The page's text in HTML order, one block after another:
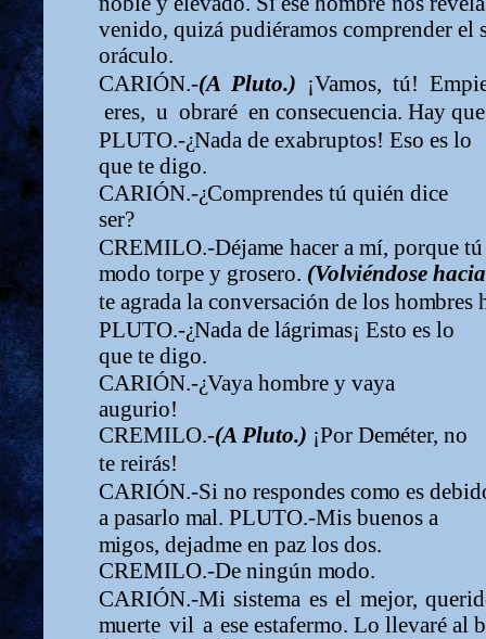
venido, quizá pudiéramos comprender el
oráculo.
CARIÓN.-(A Pluto.) ¡Vamos, tú! Em
eres, u obraré en consecuencia. Hay
PLUTO.-¿Nada de exabruptos! Eso es lo
que te digo.
CARIÓN.-¿Comprendes tú quién dice
ser?
CREMILO.-Déjame hacer a mí, porque tú
modo torpe y grosero. (Volviéndose hacia
te agrada la conversación de los hombres
PLUTO.-¿Nada de lágrimas¡ Esto es lo
que te digo.
CARIÓN.-¿Vaya hombre y vaya
augurio!
CREMILO.-(A Pluto.) ¡Por Deméter, no
te reirás!
CARIÓN.-Si no respondes como es
a pasarlo mal. PLUTO.-Mis buenos a
migos, dejadme en paz los dos.
CREMILO.-De ningún modo.
CARIÓN.-Mi sistema es el mejor,
muerte vil a ese estafermo. Lo llevaré al